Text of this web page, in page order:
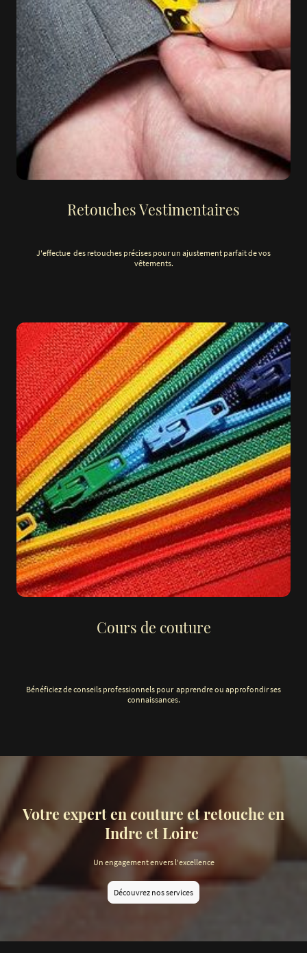
Retouches Vestimentaires
J'effectue des retouches précises pour un ajustement parfait de vos
vêtements.
Cours de couture
Bénéficiez de conseils professionnels pour apprendre ou approfondir ses
connaissances.
Votre expert en couture et retouche en
Indre et Loire
Un engagement envers l'excellence
Découvrez nos services